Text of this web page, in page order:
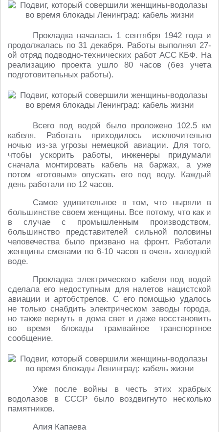
Прокладка началась 1 сентября 1942 года и
продолжалась по 31 декабря. Работы выполнял 27-
ой отряд подводно-технических работ АСС КБФ. На
реализацию проекта ушло 80 часов (без учета
подготовительных работы).
Всего под водой было проложено 102.5 км
кабеля. Работать приходилось исключительно
ночью из-за угрозы немецкой авиации. Для того,
чтобы ускорить работы, инженеры придумали
сначала монтировать кабель на баржах, а уже
потом «готовым» опускать его под воду. Каждый
день работали по 12 часов.
Самое удивительное в том, что ныряли в
большинстве своем женщины. Все потому, что как и
в случае с промышленным производством,
большинство представителей сильной половины
человечества было призвано на фронт. Работали
женщины сменами по 6-10 часов в очень холодной
воде.
Прокладка электрического кабеля под водой
сделала его недоступным для налетов нацистской
авиации и артобстрелов. С его помощью удалось
не только снабдить электрическом заводы города,
но также вернуть в дома свет и даже восстановить
во время блокады трамвайное транспортное
сообщение.
Уже после войны в честь этих храбрых
водолазов в СССР было воздвигнуто несколько
памятников.
Алия Капаева